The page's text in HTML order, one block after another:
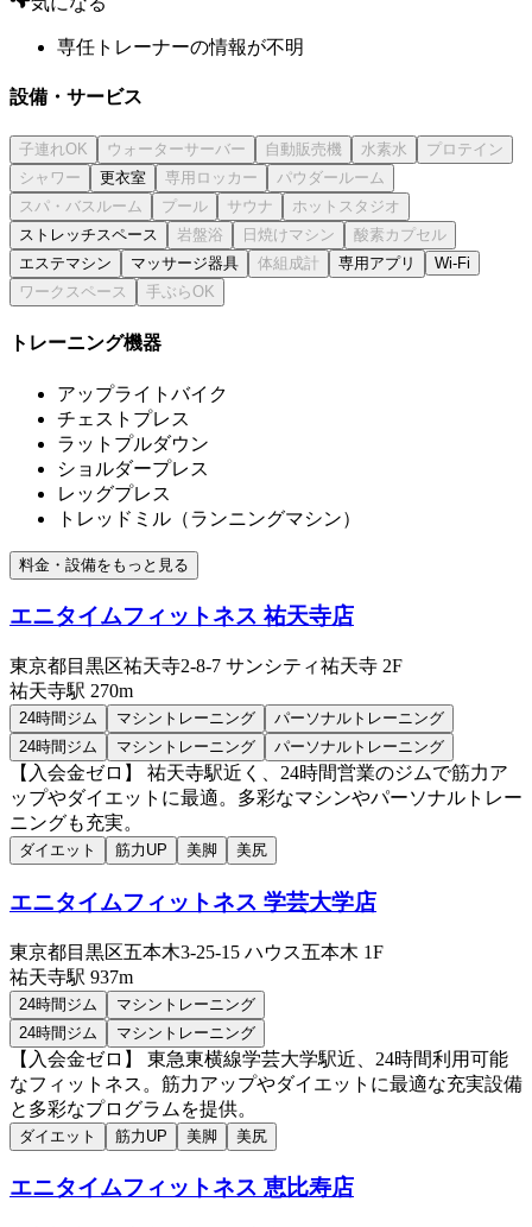
専任トレーナーの情報が不明
設備・サービス
更衣室
ストレッチスペース
エステマシン
マッサージ器具 専用アプリ Wi-Fi
トレーニング機器
アップライトバイク
チェストプレス
ラットプルダウン
ショルダープレス
レッグプレス
トレッドミル（ランニングマシン）
料金・設備をもっと見る
エニタイムフィットネス 祐天寺店
東京都目黒区祐天寺2-8-7 サンシティ祐天寺 2F
祐天寺駅 270m
24時間ジム マシントレーニング
パーソナルトレーニング
24時間ジム
マシントレーニング パーソナルトレーニング
【入会金ゼロ】 祐天寺駅近く、24時間営業のジムで筋力ア
ップやダイエットに最適。多彩なマシンやパーソナルトレー
ニングも充実。
ダイエット 筋力UP 美脚 美尻
エニタイムフィットネス 学芸大学店
東京都目黒区五本木3-25-15 ハウス五本木 1F
祐天寺駅 937m
24時間ジム
マシントレーニング
24時間ジム
マシントレーニング
【入会金ゼロ】 東急東横線学芸大学駅近、24時間利用可能
なフィットネス。筋力アップやダイエットに最適な充実設備
と多彩なプログラムを提供。
ダイエット 筋力UP 美脚 美尻
エニタイムフィットネス 恵比寿店